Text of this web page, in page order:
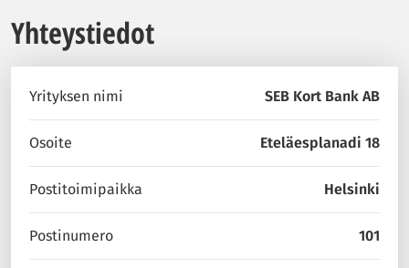
Yhteystiedot
Yrityksen nimi SEB Kort Bank AB
Osoite Eteläesplanadi 18
Postitoimipaikka Helsinki
Postinumero 101